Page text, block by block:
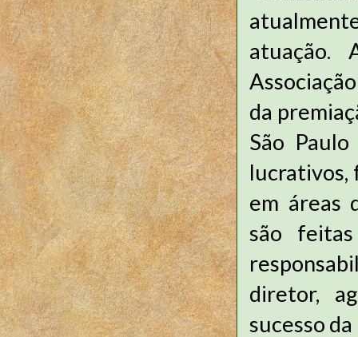
atuação.
da
São
lucrativos,
em áreas
são
diretor,
sucesso